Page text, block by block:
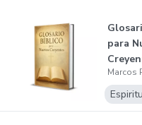
para